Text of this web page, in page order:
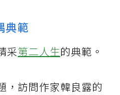
典範
采第二人生的典範。
，訪問作家韓良露的